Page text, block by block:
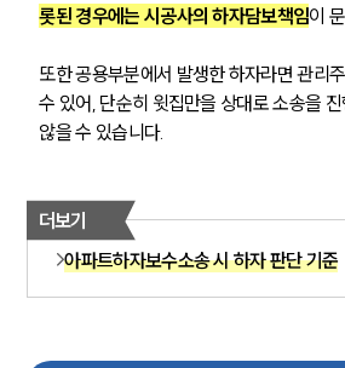
롯된 경우에는 시공사의 하자담보책임이
또한 공용부분에서 발생한 하자라면 관리
수 있어, 단순히 윗집만을 상대로 소송을
않을 수 있습니다.
더보기
아파트하자보수소송 시 하자 판단 기준